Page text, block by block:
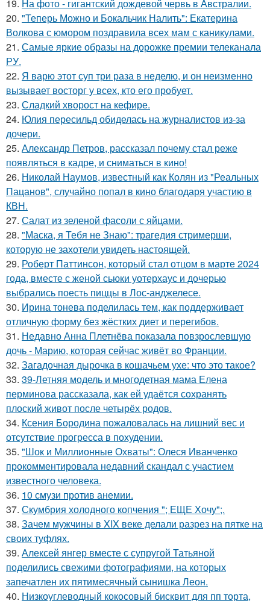
19. На фото - гигантский дождевой червь в Австралии.
20. "Теперь Можно и Бокальчик Налить": Екатерина
Волкова с юмором поздравила всех мам с каникулами.
21. Самые яркие образы на дорожке премии телеканала
РУ.
22. Я варю этот суп три раза в неделю, и он неизменно
вызывает восторг у всех, кто его пробует.
23. Сладкий хворост на кефире.
24. Юлия пересильд обиделась на журналистов из-за
дочери.
25. Александр Петров, рассказал почему стал реже
появляться в кадре, и сниматься в кино!
26. Николай Наумов, известный как Колян из "Реальных
Пацанов", случайно попал в кино благодаря участию в
КВН.
27. Салат из зеленой фасоли с яйцами.
28. "Маска, я Тебя не Знаю": трагедия стримерши,
которую не захотели увидеть настоящей.
29. Роберт Паттинсон, который стал отцом в марте 2024
года, вместе с женой сьюки уотерхаус и дочерью
выбрались поесть пиццы в Лос-анджелесе.
30. Ирина тонева поделилась тем, как поддерживает
отличную форму без жёстких диет и перегибов.
31. Недавно Анна Плетнёва показала повзрослевшую
дочь - Марию, которая сейчас живёт во Франции.
32. Загадочная дырочка в кошачьем ухе: что это такое?
33. 39-Летняя модель и многодетная мама Елена
перминова рассказала, как ей удаётся сохранять
плоский живот после четырёх родов.
34. Ксения Бородина пожаловалась на лишний вес и
отсутствие прогресса в похудении.
35. "Шок и Миллионные Охваты": Олеся Иванченко
прокомментировала недавний скандал с участием
известного человека.
36. 10 смузи против анемии.
37. Скумбрия холодного копчения "; ЕЩЕ Хочу";.
38. Зачем мужчины в XIX веке делали разрез на пятке на
своих туфлях.
39. Алексей янгер вместе с супругой Татьяной
поделились свежими фотографиями, на которых
запечатлен их пятимесячный сынишка Леон.
40. Низкоуглеводный кокосовый бисквит для пп торта,